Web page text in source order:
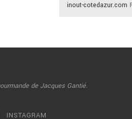
inout-cotedazur.com
de Jacques Gantié.
INSTAGRAM